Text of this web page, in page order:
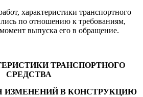
характеристики транспортного
по отношению к требованиям,
выпуска его в обращение.
ТРАНСПОРТНОГО
СРЕДСТВА
ИЗМЕНЕНИЙ В КОНСТРУКЦИЮ